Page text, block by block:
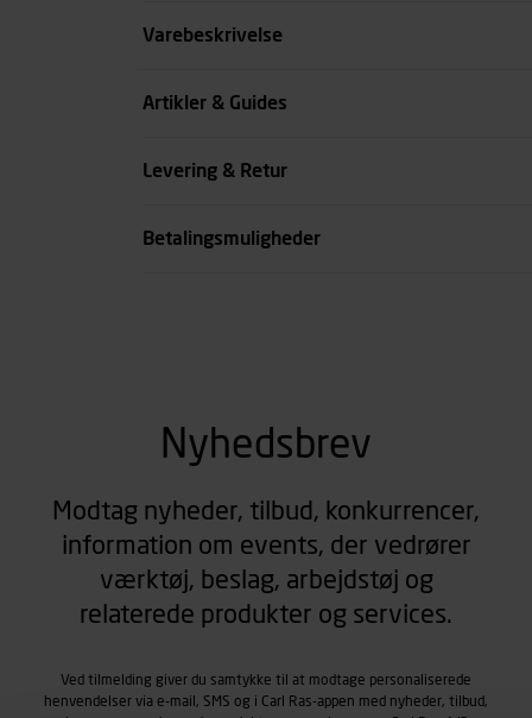
Størrelse
Varebeskrivelse
Artikler & Guides
Levering & Retur
Betalingsmuligheder
Nyhedsbrev
Modtag nyheder, tilbud, konkurrencer,
information om events, der vedrører
værktøj, beslag, arbejdstøj og
relaterede produkter og services.
Ved tilmelding giver du samtykke til at modtage personaliserede
henvendelser via e-mail, SMS og i Carl Ras-appen med nyheder, tilbud,